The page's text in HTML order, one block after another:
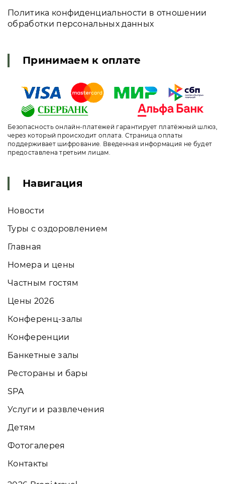
Политика конфиденциальности в отношении
обработки персональных данных
Принимаем к оплате
Безопасность онлайн-платежей гарантирует платёжный шлюз,
через который происходит оплата. Страница оплаты
поддерживает шифрование. Введенная информация не будет
предоставлена третьим лицам.
Навигация
Новости
Туры с оздоровлением
Главная
Номера и цены
Частным гостям
Цены 2026
Конференц-залы
Конференции
Банкетные залы
Рестораны и бары
SPA
Услуги и развлечения
Детям
Фотогалерея
Контакты